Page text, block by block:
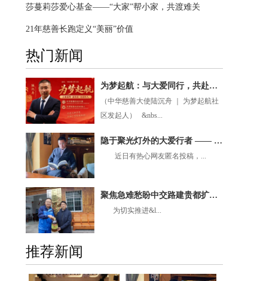
莎蔓莉莎爱心基金——“大家”帮小家，共渡难关
21年慈善长跑定义“美丽”价值
热门新闻
为梦起航：与大爱同行，共赴美好未来
（中华慈善大使陆沉舟 ｜ 为梦起航社
区发起人） &nbs...
隐于聚光灯外的大爱行者 —— 中华慈善大使陆沉舟，八千万善款写尽无私担当
近日有热心网友匿名投稿，...
聚焦急难愁盼中交路建贵都扩容项目党支部联合村委会帮扶独居老人
为切实推进&l...
推荐新闻